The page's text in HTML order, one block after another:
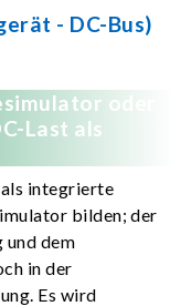
- DC-Bus)
oder
Last als
integrierte
bilden; der
und dem
in der
Es wird